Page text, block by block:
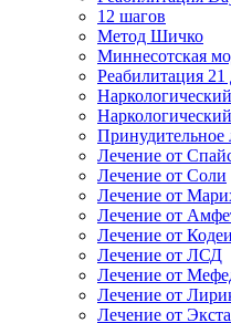
12 шагов
Метод Шичко
Миннесотская
Реабилитация 21
Принудительное
Лечение от
Лечение от Соли
Лечение от
Лечение от
Лечение от
Лечение от ЛСД
Лечение от
Лечение от
Лечение от